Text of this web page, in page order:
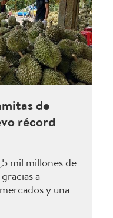
de
récord
mil millones de
a
y una